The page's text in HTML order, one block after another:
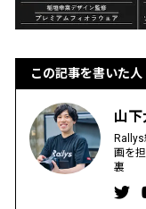
この記事を書いた人
山
Rallys
画を
裏